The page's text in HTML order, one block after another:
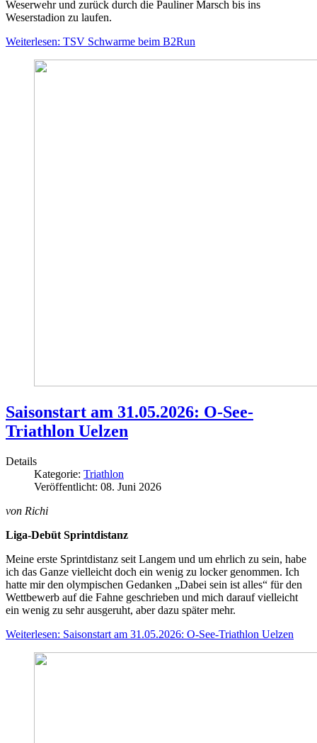
Weserwehr und zurück durch die Pauliner Marsch bis ins
Weserstadion zu laufen.
Weiterlesen: TSV Schwarme beim B2Run
Saisonstart am 31.05.2026: O-See-
Triathlon Uelzen
Details
Kategorie: Triathlon
Veröffentlicht: 08. Juni 2026
von Richi
Liga-Debüt Sprintdistanz
Meine erste Sprintdistanz seit Langem und um ehrlich zu sein, habe
ich das Ganze vielleicht doch ein wenig zu locker genommen. Ich
hatte mir den olympischen Gedanken „Dabei sein ist alles“ für den
Wettbewerb auf die Fahne geschrieben und mich darauf vielleicht
ein wenig zu sehr ausgeruht, aber dazu später mehr.
Weiterlesen: Saisonstart am 31.05.2026: O-See-Triathlon Uelzen